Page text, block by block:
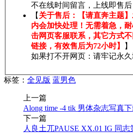
不在线时间留言，上线即售后
【 关于售后：【请直奔主题
内会加快处理！无需着急，
击网页客服联系，其它方式
链接，有效售后为72小时】
】
如果打不开网页：请牢记永
标签： 全见版 蓝男色
上一篇
Along time -4 tik 男体杂志写真
下一篇
人良土兀PAUSE XX.01 IG 同志